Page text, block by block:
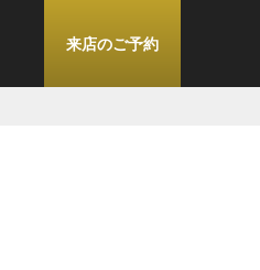
来店のご予約